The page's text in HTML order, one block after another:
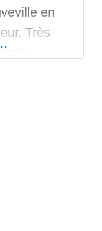
en
Très
la semaine
sauf le